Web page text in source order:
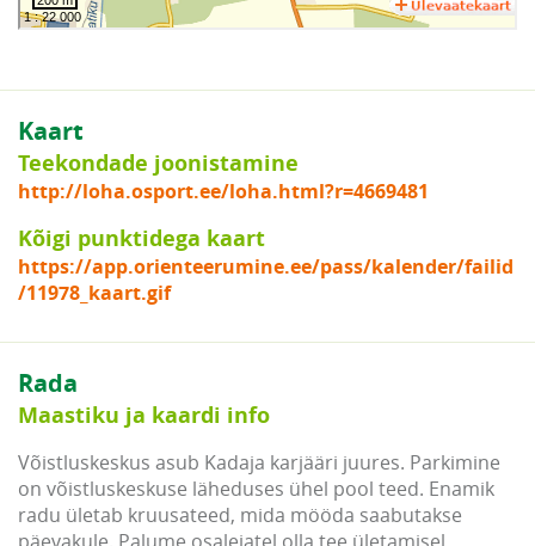
Kaart
Teekondade joonistamine
http://loha.osport.ee/loha.html?r=4669481
Kõigi punktidega kaart
https://app.orienteerumine.ee/pass/kalender/failid
/11978_kaart.gif
Rada
Maastiku ja kaardi info
Võistluskeskus asub Kadaja karjääri juures. Parkimine
on võistluskeskuse läheduses ühel pool teed. Enamik
radu ületab kruusateed, mida mööda saabutakse